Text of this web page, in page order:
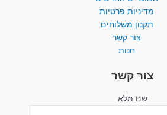
מדיניות פרטיות
תקנון משלוחים
צור קשר
חנות
צור קשר
שם מלא